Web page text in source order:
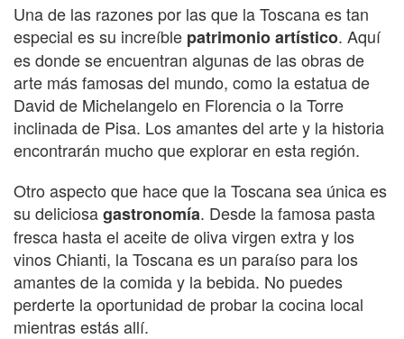
Una de las razones por las que la Toscana es tan
especial es su increíble patrimonio artístico. Aquí
es donde se encuentran algunas de las obras de
arte más famosas del mundo, como la estatua de
David de Michelangelo en Florencia o la Torre
inclinada de Pisa. Los amantes del arte y la historia
encontrarán mucho que explorar en esta región.
Otro aspecto que hace que la Toscana sea única es
su deliciosagastronomía. Desde la famosa pasta
fresca hasta el aceite de oliva virgen extra y los
vinos Chianti, la Toscana es un paraíso para los
amantes de la comida y la bebida. No puedes
perderte la oportunidad de probar la cocina local
mientras estás allí.